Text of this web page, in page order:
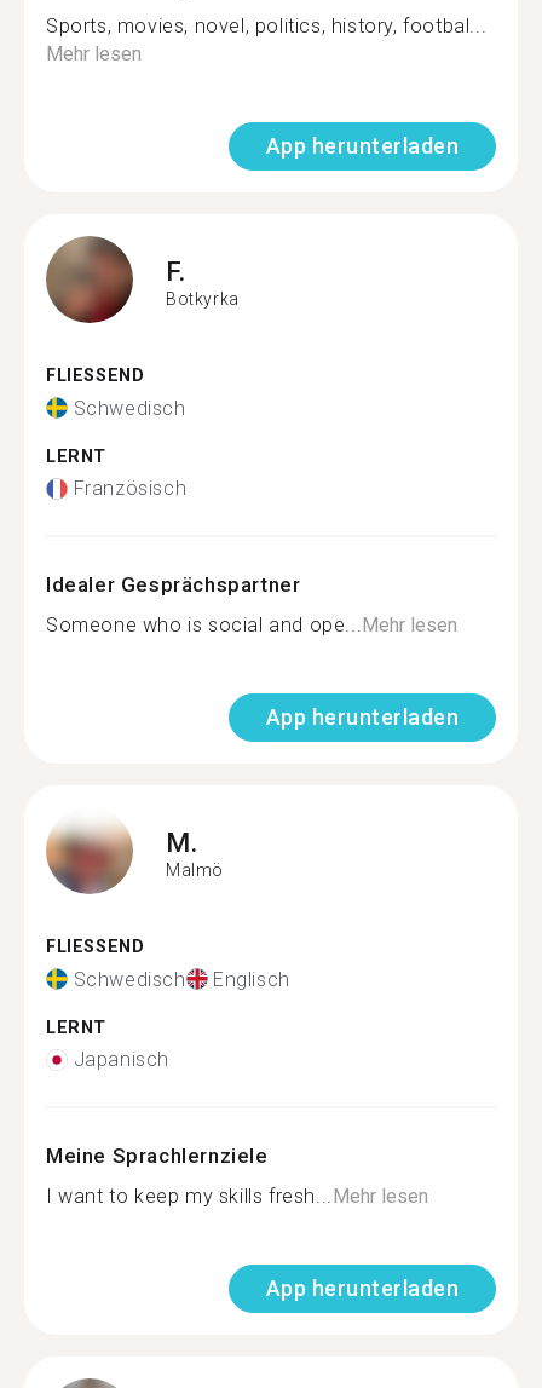
Sports, movies, novel, politics, history, footbal...
Mehr lesen
App herunterladen
F.
Botkyrka
FLIESSEND
Schwedisch
LERNT
Französisch
Idealer Gesprächspartner
Someone who is social and ope...Mehr lesen
App herunterladen
M.
Malmö
FLIESSEND
Schwedisch Englisch
LERNT
Japanisch
Meine Sprachlernziele
I want to keep my skills fresh...Mehr lesen
App herunterladen